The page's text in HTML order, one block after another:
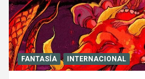
FANTASÍA INTERNACIONAL